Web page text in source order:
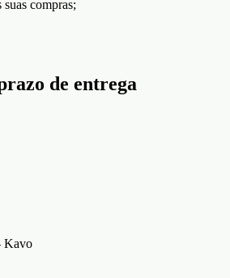
compras;
de entrega
Kavo